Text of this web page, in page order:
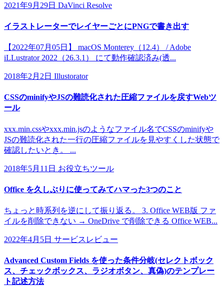
2021年9月29日 DaVinci Resolve
イラストレーターでレイヤーごとにPNGで書き出す
【2022年07月05日】 macOS Monterey（12.4） / Adobe
iLLustrator 2022（26.3.1） にて動作確認済み(透...
2018年2月2日 Illustorator
CSSのminifyやJSの難読化された圧縮ファイルを戻すWebツ
ール
xxx.min.cssやxxx.min.jsのようなファイル名でCSSのminifyや
JSの難読化された一行の圧縮ファイルを見やすくした状態で
確認したいとき。 ...
2018年5月11日 お役立ちツール
Office を久しぶりに使ってみてハマった3つのこと
ちょっと時系列を逆にして振り返る。 3. Office WEB版 ファ
イルを削除できない → OneDrive で削除できる Office WEB...
2022年4月5日 サービスレビュー
Advanced Custom Fields を使った条件分岐(セレクトボック
ス、チェックボックス、ラジオボタン、真偽)のテンプレー
ト記述方法